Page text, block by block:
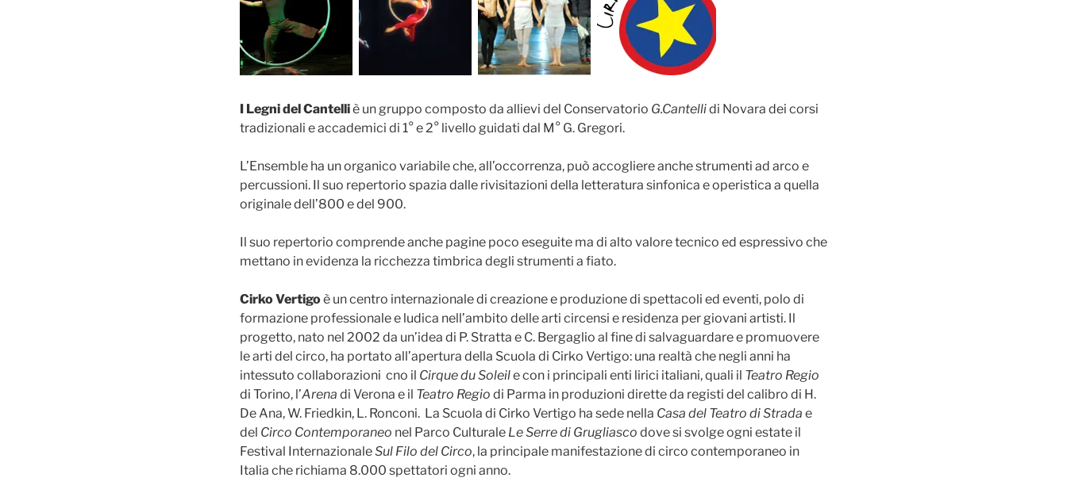
I Legni del Cantelliè un gruppo composto da allievi del Conservatorio G.Cantellidi Novara dei corsi
tradizionali e accademici di 1° e 2° livello guidati dal M° G. Gregori.
L’Ensemble ha un organico variabile che, all’occorrenza, può accogliere anche strumenti ad arco e
percussioni. Il suo repertorio spazia dalle rivisitazioni della letteratura sinfonica e operistica a quella
originale dell’800 e del 900.
Il suo repertorio comprende anche pagine poco eseguite ma di alto valore tecnico ed espressivo che
mettano in evidenza la ricchezza timbrica degli strumenti a fiato.
Cirko Vertigoè un centro internazionale di creazione e produzione di spettacoli ed eventi, polo di
formazione professionale e ludica nell’ambito delle arti circensi e residenza per giovani artisti. Il
progetto, nato nel 2002 da un’idea di P. Stratta e C. Bergaglio al fine di salvaguardare e promuovere
le arti del circo, ha portato all’apertura della Scuola di Cirko Vertigo: una realtà che negli anni ha
intessuto collaborazioni cno il Cirque du Soleile con i principali enti lirici italiani, quali il Teatro Regio
di Torino, l’Arena di Verona e il Teatro Regio di Parma in produzioni dirette da registi del calibro di H.
De Ana, W. Friedkin, L. Ronconi. La Scuola di Cirko Vertigo ha sede nella Casa del Teatro di Strada e
del Circo Contemporaneo nel Parco Culturale Le Serre di Grugliasco dove si svolge ogni estate il
Festival InternazionaleSul Filo del Circo, la principale manifestazione di circo contemporaneo in
Italia che richiama 8.000 spettatori ogni anno.